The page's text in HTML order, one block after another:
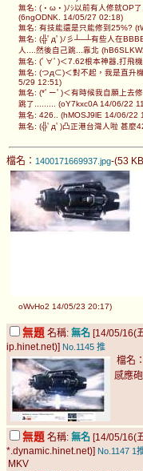
無名: (・ω・)ﾉｼ以前有人修就OP
(6ngODNK. 14/05/27 02:18)
無名: 有技能還是只能修到25%?
無名: (╬ﾟдﾟ)ﾉ彡┴─┴有些人在
人....然後自己跳...靠北
無名: (ﾟ∀ﾟ)＜7.62根本神器,打飛
無名: (つд⊂)＜對不起，我是直升
5/29 12:51)
無名: (*ﾟーﾟ)＜有時候我自願上去
跳了......... (oY7kxc0A 14/06/22
無名: 426.. (hMOSJ9lE 14/06/22
無名: (╬ﾟдﾟ)凸正港台灣人啦 甚麼
檔名： 1400171669937.jpg-(53
oWvHo2 14/05/23 20:17)
無題 名稱: 無名 [14/05/16(
ip.hinet.net)] No.1145 推
檔名：
感應
無題 名稱: 無名 [14/05/16(
*.dynamic.hinet.net)] No.1147 1
MKV